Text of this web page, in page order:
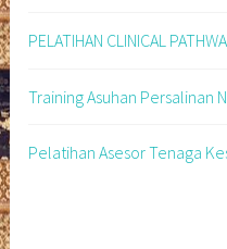
PELATIHAN CLINICAL
Training Asuhan Persalinan
Pelatihan Asesor Tenaga